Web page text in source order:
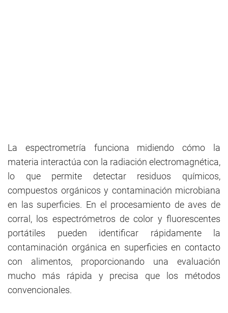
La espectrometría funciona midiendo cómo la
materia interactúa con la radiación electromagnética,
lo que permite detectar residuos químicos,
compuestos orgánicos y contaminación microbiana
en las superficies. En el procesamiento de aves de
corral, los espectrómetros de color y fluorescentes
portátiles pueden identificar rápidamente la
contaminación orgánica en superficies en contacto
con alimentos, proporcionando una evaluación
mucho más rápida y precisa que los métodos
convencionales.